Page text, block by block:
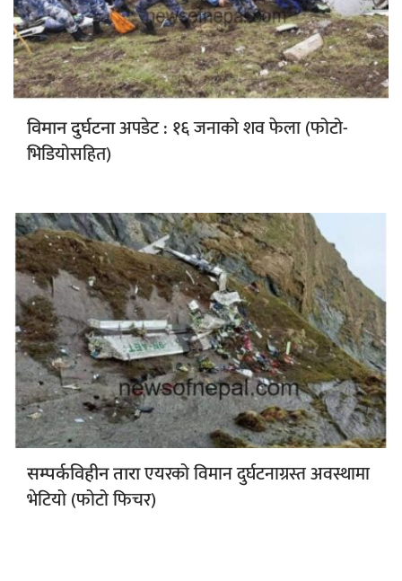
विमान दुर्घटनाअपडेट : १६ जनाको शव फेला (फोटो-
भिडियोसहित)
सम्पर्कविहीन ताराएयरको विमान दुर्घटनाग्रस्त अवस्थामा
भेटियो (फोटो फिचर)